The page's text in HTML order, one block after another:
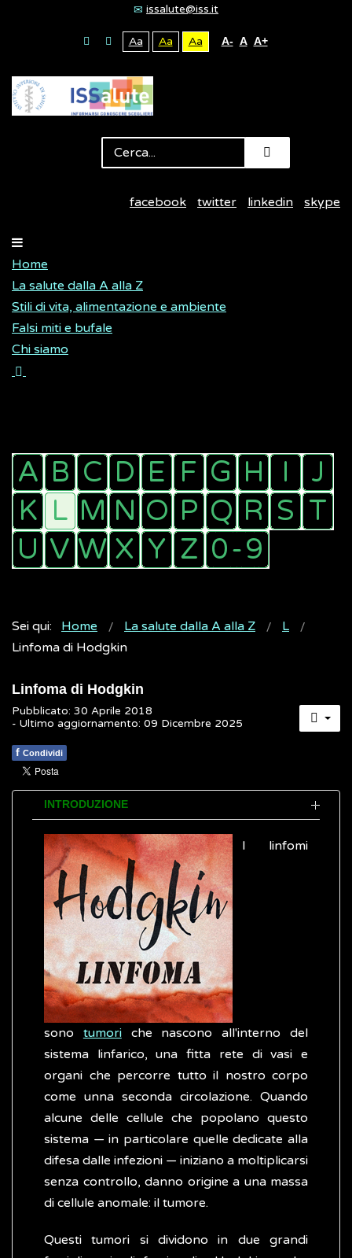
issalute@iss.it
Aa Aa Aa A- A A+
facebook twitter linkedin skype
Home
La salute dalla A alla Z
Stili di vita, alimentazione e ambiente
Falsi miti e bufale
Chi siamo
Sei qui: Home La salute dalla A alla Z
L
Linfoma di Hodgkin
Linfoma di Hodgkin
Pubblicato: 30 Aprile 2018
- Ultimo aggiornamento: 09 Dicembre 2025
f Condividi
INTRODUZIONE
I linfomi
sono tumoriche nascono all'interno del
sistema linfarico, una fitta rete di vasi e
organi che percorre tutto il nostro corpo
come unna seconda circolazione. Quando
alcune delle cellule che popolano questo
sistema — in particolare quelle dedicate alla
difesa dalle infezioni — iniziano a moltiplicarsi
senza controllo, danno origine a una massa
di cellule anomale: il tumore.
Questi tumori si dividono in due grandi